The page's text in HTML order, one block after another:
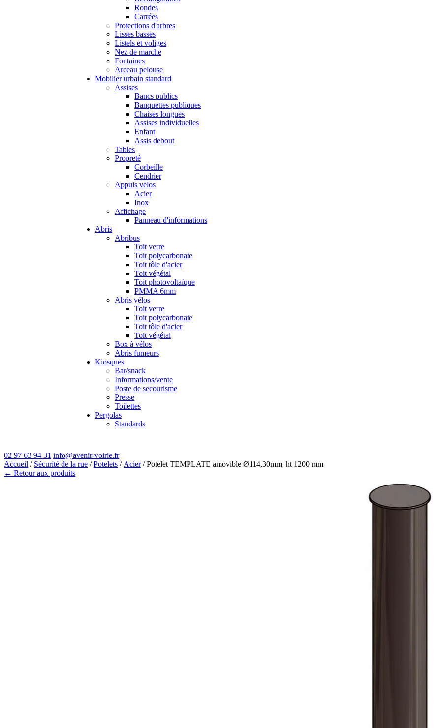
Rondes
Carrées
Protections d'arbres
Lisses basses
Listels et voliges
Nez de marche
Fontaines
Arceau pelouse
Mobilier urbain standard
Assises
Bancs publics
Banquettes publiques
Chaises longues
Assises individuelles
Enfant
Assis debout
Tables
Propreté
Corbeille
Cendrier
Appuis vélos
Acier
Inox
Affichage
Panneau d'informations
Abris
Abribus
Toit verre
Toit polycarbonate
Toit tôle d'acier
Toit végétal
Toit photovoltaïque
PMMA 6mm
Abris vélos
Toit verre
Toit polycarbonate
Toit tôle d'acier
Toit végétal
Box à vélos
Abris fumeurs
Kiosques
Bar/snack
Informations/vente
Poste de secourisme
Presse
Toilettes
Pergolas
Standards
02 97 63 94 31 info@avenir-voirie.fr
Accueil / Sécurité de la rue /Potelets / Acier/ Potelet TEMPLATE amovible Ø114,30mm, ht 1200 mm
← Retour aux produits